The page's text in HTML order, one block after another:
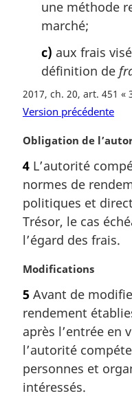
une méthode
marché;
c) aux frais
définition de
2017, ch. 20, art. 451 «
Version précédente
N
t
e
m
a
r
g
n
a
e
:
Obligation de
4 L’autorité
normes de
politiques et
Trésor, le cas
l’égard des frais.
N
t
e
m
a
g
i
Modifications
5 Avant de
rendement
après l’entrée en
l’autorité
personnes et
intéressés.